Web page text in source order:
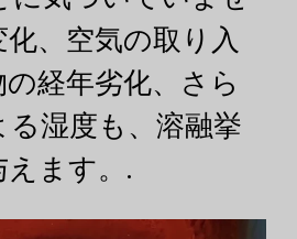
、空気の取り入
経年劣化、さら
湿度も、溶融挙
ます。.